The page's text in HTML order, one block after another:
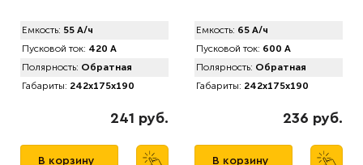
Емкость: 55 А/ч
Пусковой ток: 420 А
Полярность: Обратная
Габариты: 242x175x190
241 руб.
В корзину
Емкость: 65 А/ч
Пусковой ток: 600 А
Полярность: Обратная
Габариты: 242x175x190
236 руб.
В корзину